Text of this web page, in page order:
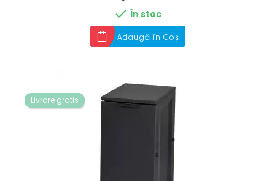
 În stoc
Adaugă în Coș
Livrare gratis